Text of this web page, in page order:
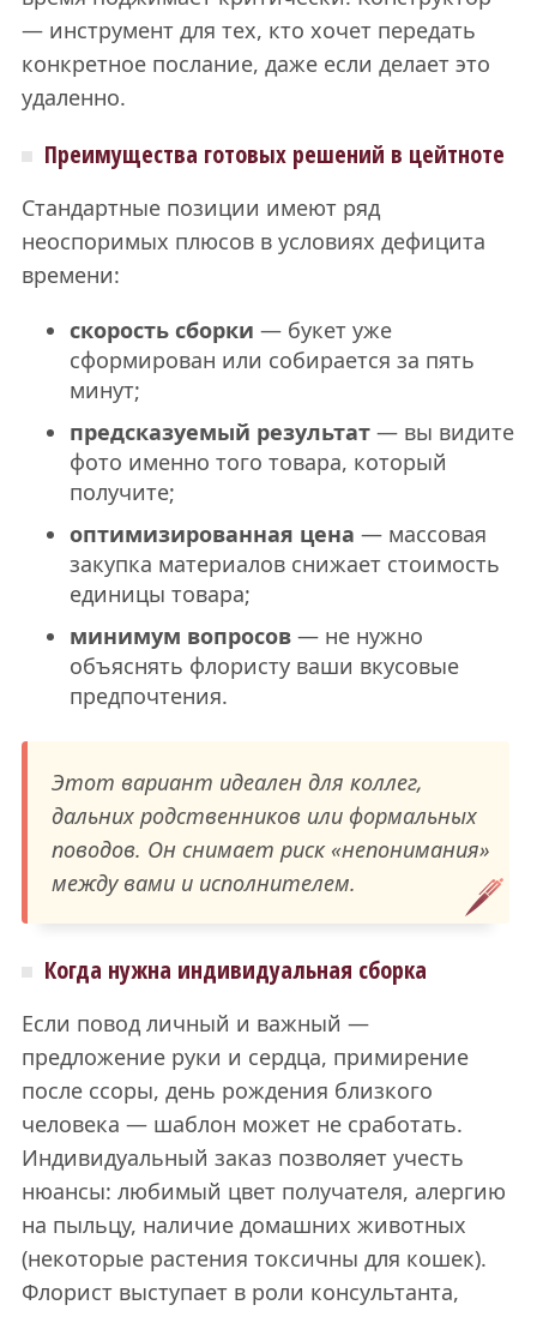
— инструмент для тех, кто хочет передать
конкретное послание, даже если делает это
удаленно.
Преимущества готовых решений в цейтноте
Стандартные позиции имеют ряд
неоспоримых плюсов в условиях дефицита
времени:
скорость сборки — букет уже
сформирован или собирается за пять
минут;
предсказуемый результат— вы видите
фото именно того товара, который
получите;
оптимизированная цена — массовая
закупка материалов снижает стоимость
единицы товара;
минимум вопросов— не нужно
объяснять флористу ваши вкусовые
предпочтения.
Этот вариант идеален для коллег,
дальних родственников или формальных
поводов. Он снимает риск «непонимания»
между вами и исполнителем.
Когда нужна индивидуальная сборка
Если повод личный и важный —
предложение руки и сердца, примирение
после ссоры, день рождения близкого
человека — шаблон может не сработать.
Индивидуальный заказ позволяет учесть
нюансы: любимый цвет получателя, алергию
на пыльцу, наличие домашних животных
(некоторые растения токсичны для кошек).
Флорист выступает в роли консультанта,